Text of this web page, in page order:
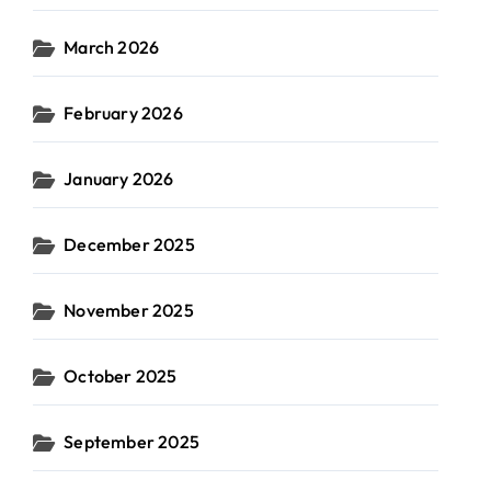
March 2026
February 2026
January 2026
December 2025
November 2025
October 2025
September 2025